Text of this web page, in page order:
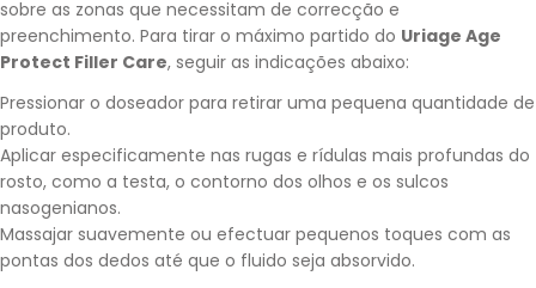
sobre as zonas que necessitam de correcção e
preenchimento. Para tirar o máximo partido do Uriage Age
Protect Filler Care, seguir as indicações abaixo:
Pressionar o doseador para retirar uma pequena quantidade de
produto.
Aplicar especificamente nas rugas e rídulas mais profundas do
rosto, como a testa, o contorno dos olhos e os sulcos
nasogenianos.
Massajar suavemente ou efectuar pequenos toques com as
pontas dos dedos até que o fluido seja absorvido.